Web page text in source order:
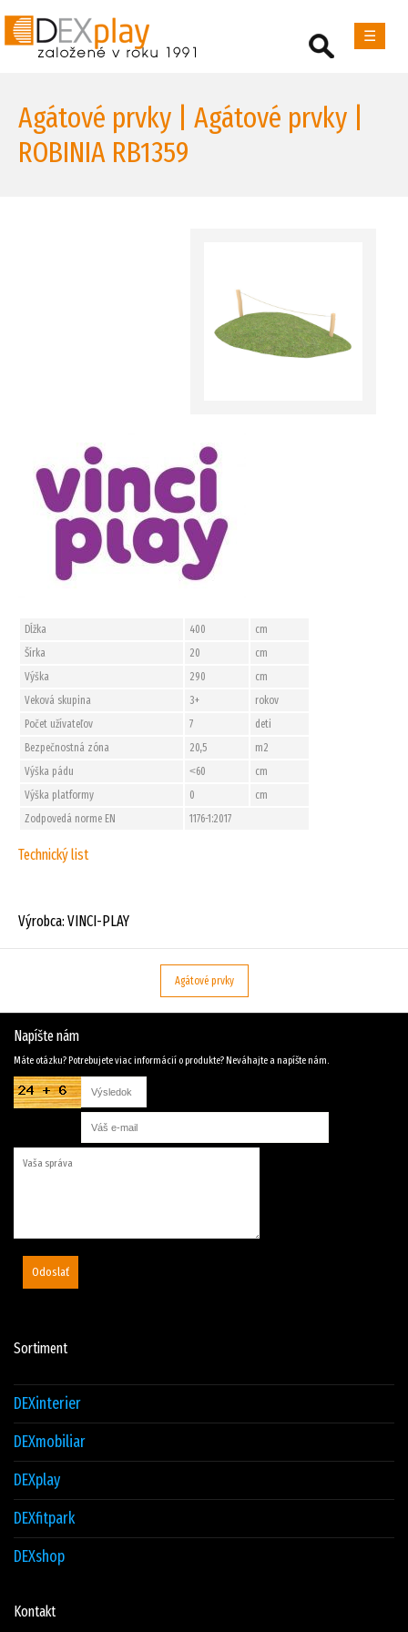
☰
Agátové prvky | Agátové prvky |
ROBINIA RB1359
Dĺžka 400
cm
Šírka
20
cm
Výška
290
cm
Veková skupina
3+
rokov
Počet užívateľov
7
deti
Bezpečnostná zóna
20,5
m2
Výška pádu
˂60
cm
Výška platformy
0
cm
Zodpovedá norme EN
1176-1:2017
Technický list
Výrobca: VINCI-PLAY
Agátové prvky
Napíšte nám
Máte otázku? Potrebujete viac informácií o produkte? Neváhajte a napíšte nám.
Odoslať
Sortiment
DEXinterier
DEXmobiliar
DEXplay
DEXfitpark
DEXshop
Kontakt